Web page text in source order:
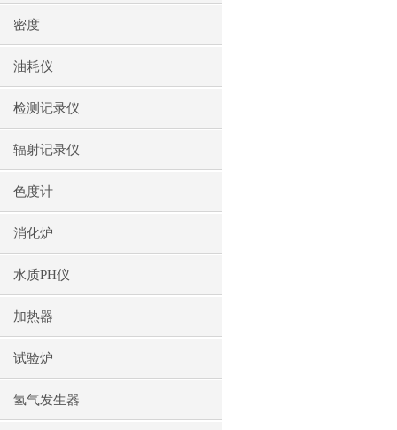
密度
油耗仪
检测记录仪
辐射记录仪
色度计
消化炉
水质PH仪
加热器
试验炉
氢气发生器